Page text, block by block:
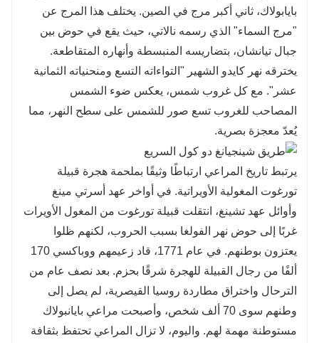
بايابولاك، ثاني أكبر مرج في الصين. يختلف هذا المرج عن
"مرج السماء" الذي رسمه نالاتي، حيث يقع في حوض بين
جبال تيانشان، بتضاريسه المنبسطة وأنهاره المتقاطعة.
يخترقه نهر كايدو الشهير "التواءاته التسع ومنحنياته الثمانية
عشر". مع كل غروب شمس، يعكس ضوء الشمس
المصاحب للغروب تسع صور للشمس على سطح النهر، مما
يُعدّ معجزة بصرية.
يرتبط تاريخ المراعي ارتباطًا وثيقًا بملحمة هجرة قبيلة
تورغوت المغولية الأويراتية. في أواخر عهد أسرتي مينغ
وأوائل عهد تشينغ، انتقلت قبيلة تورغوت من المغول الأويرات
غربًا إلى حوض نهر الفولغا بسبب الحروب، لكنهم ظلوا
يعتزون بوطنهم. في عام 1771، قاد زعيمهم ووباكسي 170
ألفًا من رجال القبيلة للهجرة شرقًا بحزم. بعد نصف عام من
الترحال واختراق مطاردة روسيا القيصرية، لم يصل إلى
وطنهم سوى 70 ألف شخص، وأصبحت مراعي بايانبولاك
مستوطنة مهمة لهم. واليوم، لا تزال المراعي تحتفظ بثقافة